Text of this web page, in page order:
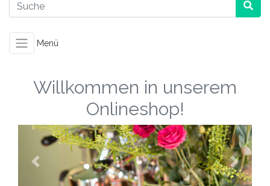
Menü
Willkommen in unserem
Onlineshop!